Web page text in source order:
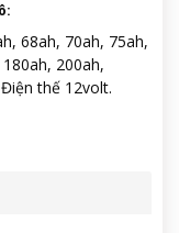
:
68ah, 70ah, 75ah,
200ah,
thế 12volt.